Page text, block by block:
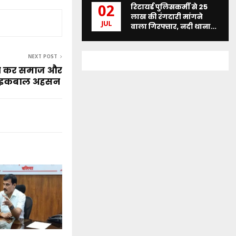
NEXT POST
कर समाज और
अहसन
02
JUL
रिटायर्ड पुलिसकर्मी से 25
लाख की रंगदारी मांगने
वाला गिरफ्तार, नदी थाना...